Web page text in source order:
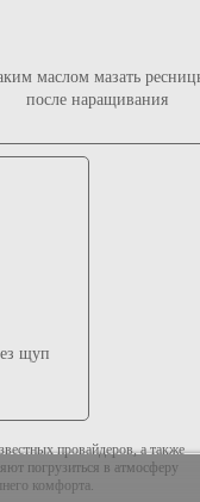
маслом мазать
после наращивания
щуп
провайдеров, а также
погрузиться в атмосферу
комфорта.